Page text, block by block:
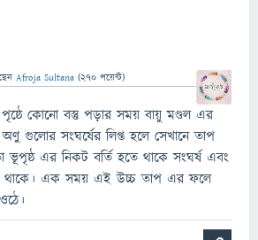
Afroja Sultana (270 পয়েন্ট)
কোনো বস্তু পড়ার সময় বায়ু মণ্ডল এর
গুলোর সংঘর্ষের লিপ্ত হলে সেখানে তাপ
ভূপৃষ্ঠ এর নিকট বর্তি হতে থাকে সংঘর্ষ এবং
থাকে। এক সময় এই উচ্চ তাপ এর ফলে